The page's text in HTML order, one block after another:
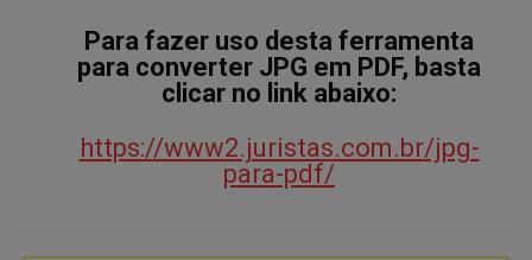
Para fazer uso desta ferramenta
para converter JPG em PDF, basta
clicar no link abaixo:
https://www2.juristas.com.br/jpg-
para-pdf/